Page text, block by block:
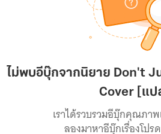
ไม่พบอีบุ๊กจากนิยาย Don't
Cover [แป
เราได้รวบรวมอีบุ๊กคุณภาพ
ลองมาหาอีบุ๊กเรื่องโป